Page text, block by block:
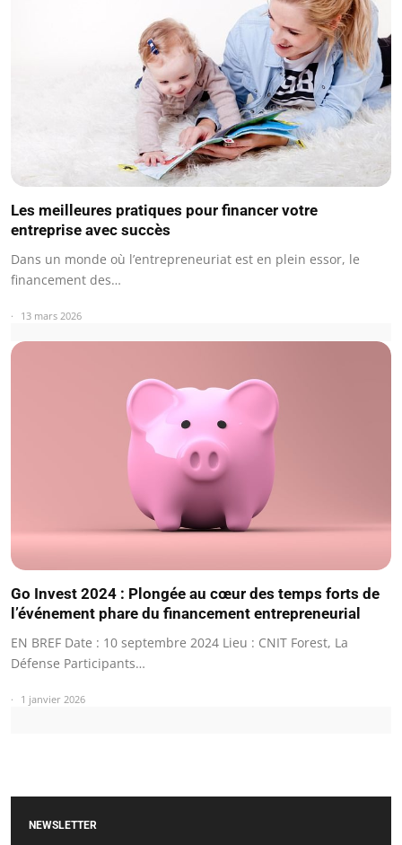
Les meilleures pratiques pour financer votre
entreprise avec succès
Dans un monde où l’entrepreneuriat est en plein essor, le
financement des…
13 mars 2026
Go Invest 2024 : Plongée au cœur des temps forts de
l’événement phare du financement entrepreneurial
EN BREF Date : 10 septembre 2024 Lieu : CNIT Forest, La
Défense Participants…
1 janvier 2026
NEWSLETTER